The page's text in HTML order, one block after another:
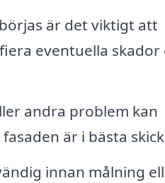
är det viktigt att
eventuella skador
andra problem kan
är i bästa
innan målning